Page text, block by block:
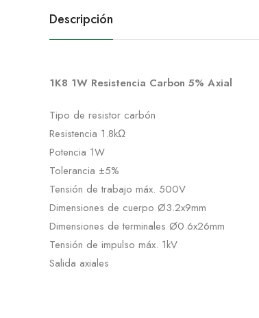
Descripción
1K8 1W Resistencia Carbon 5% Axial
Tipo de resistor carbón
Resistencia 1.8kΩ
Potencia 1W
Tolerancia ±5%
Tensión de trabajo máx. 500V
Dimensiones de cuerpo Ø3.2x9mm
Dimensiones de terminales Ø0.6x26mm
Tensión de impulso máx. 1kV
Salida axiales